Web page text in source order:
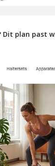
Dit plan past